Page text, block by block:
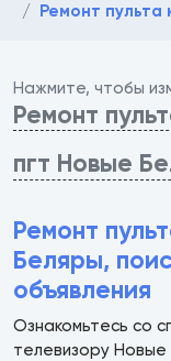
Ремонт пульта
Нажмите, чтобы
Ремонт
пгт Новые
Ремонт
Беляры,
объявления
Ознакомьтесь со
телевизору